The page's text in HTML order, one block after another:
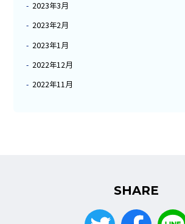
2023年3月
2023年2月
2023年1月
2022年12月
2022年11月
SHARE